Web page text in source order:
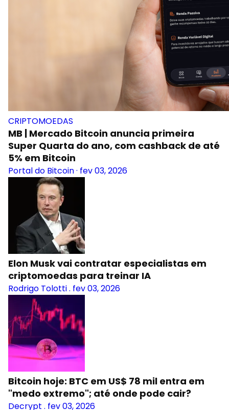
CRIPTOMOEDAS
MB | Mercado Bitcoin anuncia primeira
Super Quarta do ano, com cashback de até
5% em Bitcoin
Portal do Bitcoin· fev 03, 2026
Elon Musk vai contratar especialistas em
criptomoedas para treinar IA
Rodrigo Tolotti. fev 03, 2026
Bitcoin hoje: BTC em US$ 78 mil entra em
"medo extremo"; até onde pode cair?
Decrypt . fev 03, 2026